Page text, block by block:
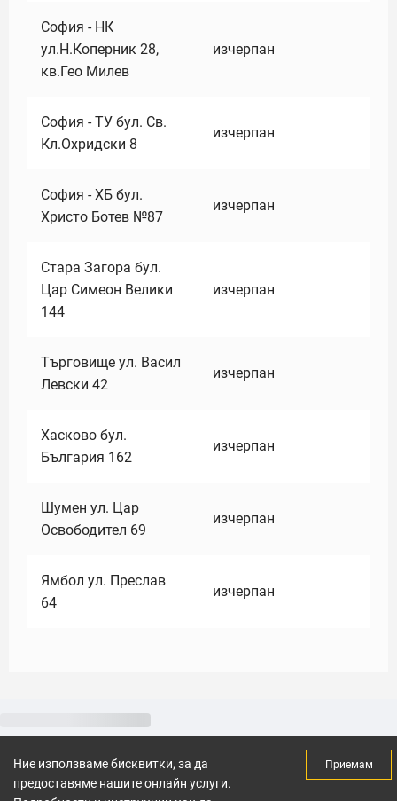
София - НК
ул.Н.Коперник 28,
кв.Гео Милев
изчерпан
София - ТУ бул. Св.
Кл.Охридски 8
изчерпан
София - ХБ бул.
Христо Ботев №87
изчерпан
Стара Загора бул.
Цар Симеон Велики
144
изчерпан
Търговище ул. Васил
Левски 42
изчерпан
Хасково бул.
България 162
изчерпан
Шумен ул. Цар
Освободител 69
изчерпан
Ямбол ул. Преслав
64
изчерпан
Ние използваме бисквитки, за да
предоставяме нашите онлайн услуги.
Приемам